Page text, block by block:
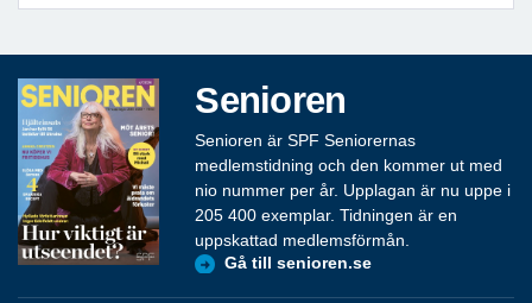
Senioren
Senioren är SPF Seniorernas
medlemstidning och den kommer ut med
nio nummer per år. Upplagan är nu uppe i
205 400 exemplar. Tidningen är en
uppskattad medlemsförmån.
Gå till senioren.se